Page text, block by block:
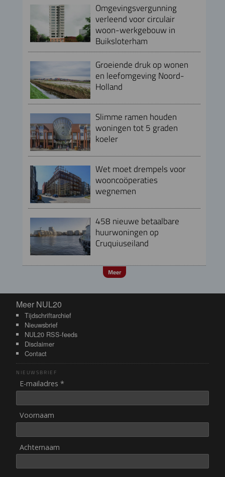
Omgevingsvergunning
verleend voor circulair
woon-werkgebouw in
Buiksloterham
Groeiende druk op wonen
en leefomgeving Noord-
Holland
Slimme ramen houden
woningen tot 5 graden
koeler
Wet moet drempels voor
wooncoöperaties
wegnemen
458 nieuwe betaalbare
huurwoningen op
Cruquiuseiland
Meer
Meer NUL20
Meer NUL20
Tijdschriftarchief
Nieuwsbrief
NUL20 RSS-feeds
Disclaimer
Contact
NIEUWSBRIEF
E-mailadres *
Voornaam
Achternaam